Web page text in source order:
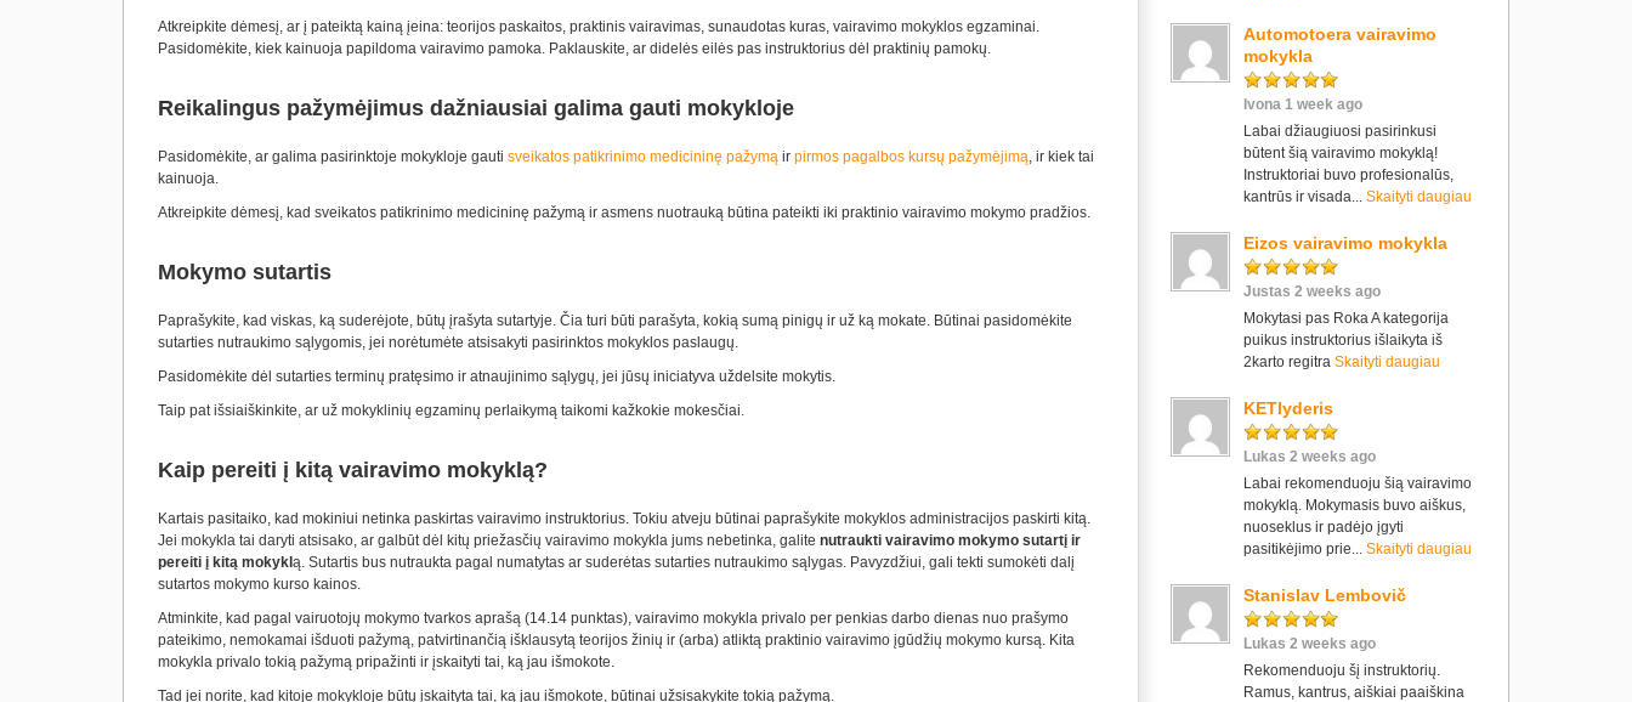
Atkreipkite dėmesį, ar į pateiktą kainą įeina: teorijos paskaitos, praktinis vairavimas, sunaudotas kuras, vairavimo mokyklos egzaminai.
Pasidomėkite, kiek kainuoja papildoma vairavimo pamoka. Paklauskite, ar didelės eilės pas instruktorius dėl praktinių pamokų.
Reikalingus pažymėjimus dažniausiai galima gauti mokykloje
Pasidomėkite, ar galima pasirinktoje mokykloje gauti sveikatos patikrinimo medicininę pažymą ir pirmos pagalbos kursų pažymėjimą, ir kiek tai
kainuoja.
Atkreipkite dėmesį, kad sveikatos patikrinimo medicininę pažymą ir asmens nuotrauką būtina pateikti iki praktinio vairavimo mokymo pradžios.
Mokymo sutartis
Paprašykite, kad viskas, ką suderėjote, būtų įrašyta sutartyje. Čia turi būti parašyta, kokią sumą pinigų ir už ką mokate. Būtinai pasidomėkite
sutarties nutraukimo sąlygomis, jei norėtumėte atsisakyti pasirinktos mokyklos paslaugų.
Pasidomėkite dėl sutarties terminų pratęsimo ir atnaujinimo sąlygų, jei jūsų iniciatyva uždelsite mokytis.
Taip pat išsiaiškinkite, ar už mokyklinių egzaminų perlaikymą taikomi kažkokie mokesčiai.
Kaip pereiti į kitą vairavimo mokyklą?
Kartais pasitaiko, kad mokiniui netinka paskirtas vairavimo instruktorius. Tokiu atveju būtinai paprašykite mokyklos administracijos paskirti kitą.
Jei mokykla tai daryti atsisako, ar galbūt dėl kitų priežasčių vairavimo mokykla jums nebetinka, galite nutraukti vairavimo mokymo sutartį ir
pereiti į kitą mokykl ą. Sutartis bus nutraukta pagal numatytas ar suderėtas sutarties nutraukimo sąlygas. Pavyzdžiui, gali tekti sumokėti dalį
sutartos mokymo kurso kainos.
Atminkite, kad pagal vairuotojų mokymo tvarkos aprašą (14.14 punktas), vairavimo mokykla privalo per penkias darbo dienas nuo prašymo
pateikimo, nemokamai išduoti pažymą, patvirtinančią išklausytą teorijos žinių ir (arba) atliktą praktinio vairavimo įgūdžių mokymo kursą. Kita
mokykla privalo tokią pažymą pripažinti ir įskaityti tai, ką jau išmokote.
Tad jei norite, kad kitoje mokykloje būtų įskaityta tai, ką jau išmokote, būtinai užsisakykite tokią pažymą.
Automotoera vairavimo
mokykla
Ivona 1 week ago
Labai džiaugiuosi pasirinkusi
būtent šią vairavimo mokyklą!
Instruktoriai buvo profesionalūs,
kantrūs ir visada... Skaityti daugiau
Eizos vairavimo mokykla
Justas 2 weeks ago
Mokytasi pas Roka A kategorija
puikus instruktorius išlaikyta iš
2karto regitra Skaityti daugiau
KETlyderis
Lukas 2 weeks ago
Labai rekomenduoju šią vairavimo
mokyklą. Mokymasis buvo aiškus,
nuoseklus ir padėjo įgyti
pasitikėjimo prie... Skaityti daugiau
Stanislav Lembovič
Lukas 2 weeks ago
Rekomenduoju šį instruktorių.
Ramus, kantrus, aiškiai paaiškina